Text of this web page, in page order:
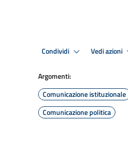
Condividi Vedi azioni
Argomenti:
Comunicazione istituzionale
Comunicazione politica